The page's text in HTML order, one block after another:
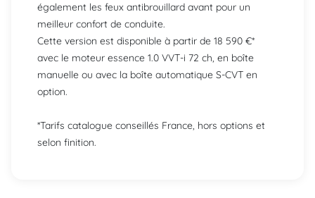
également les feux antibrouillard avant pour un
meilleur confort de conduite.
Cette version est disponible à partir de 18 590 €*
avec le moteur essence 1.0 VVT-i 72 ch, en boîte
manuelle ou avec la boîte automatique S-CVT en
option.
*Tarifs catalogue conseillés France, hors options et
selon finition.